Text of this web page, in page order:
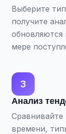
Выберите
получите
мере
3
Анализ
Сравнивайте
времени,